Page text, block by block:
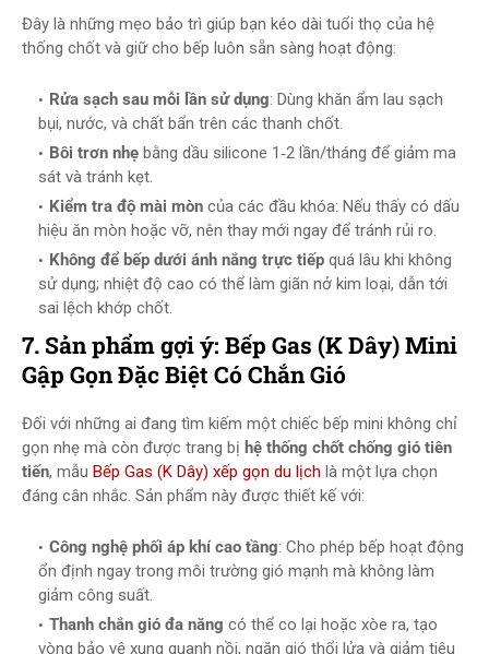
Đây là những mẹo bảo trì giúp bạn kéo dài tuổi thọ của hệ
thống chốt và giữ cho bếp luôn sẵn sàng hoạt động:
Rửa sạch sau mỗi lần sử dụng: Dùng khăn ẩm lau sạch
bụi, nước, và chất bẩn trên các thanh chốt.
Bôi trơn nhẹ bằng dầu silicone 1‑2 lần/tháng để giảm ma
sát và tránh kẹt.
Kiểm tra độ mài mòn của các đầu khóa: Nếu thấy có dấu
hiệu ăn mòn hoặc vỡ, nên thay mới ngay để tránh rủi ro.
Không để bếp dưới ánh nắng trực tiếp quá lâu khi không
sử dụng; nhiệt độ cao có thể làm giãn nở kim loại, dẫn tới
sai lệch khớp chốt.
7. Sản phẩm gợi ý: Bếp Gas (K Dây) Mini
Gập Gọn Đặc Biệt Có Chắn Gió
Đối với những ai đang tìm kiếm một chiếc bếp mini không chỉ
gọn nhẹ mà còn được trang bị hệ thống chốt chống gió tiên
tiến, mẫu Bếp Gas (K Dây) xếp gọn du lịch là một lựa chọn
đáng cân nhắc. Sản phẩm này được thiết kế với:
Công nghệ phối áp khí cao tầng: Cho phép bếp hoạt động
ổn định ngay trong môi trường gió mạnh mà không làm
giảm công suất.
Thanh chắn gió đa năng có thể co lại hoặc xòe ra, tạo
vòng bảo vệ xung quanh nồi, ngăn gió thổi lửa và giảm tiêu